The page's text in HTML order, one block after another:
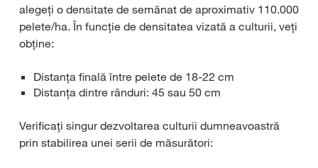
alegeți o densitate de semănat de aproximativ 110.000
pelete/ha. În funcție de densitatea vizată a culturii, veți
obține:
Distanța finală între pelete de 18-22 cm
Distanța dintre rânduri: 45 sau 50 cm
Verificați singur dezvoltarea culturii dumneavoastră
prin stabilirea unei serii de măsurători: